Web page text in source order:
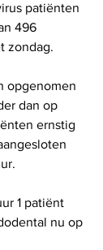
patiënten
496
zondag.
opgenomen
dan op
ernstig
1 patiënt
nu op